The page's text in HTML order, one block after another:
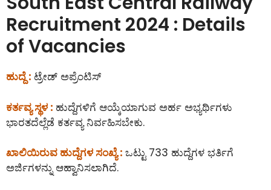
Recruitment 2024 : Details
of Vacancies
ಹುದ್ದೆ : ಟ್ರೇಡ್ ಅಪ್ರೆಂಟಿಸ್
ಕರ್ತವ್ಯ ಸ್ಥಳ : ಹುದ್ದೆಗಳಿಗೆ ಆಯ್ಕೆಯಾಗುವ ಅರ್ಹ ಅಭ್ಯರ್ಥಿಗಳು
ಭಾರತದೆಲ್ಲೆಡೆ ಕರ್ತವ್ಯ ನಿರ್ವಹಿಸಬೇಕು.
ಖಾಲಿಯಿರುವ ಹುದ್ದೆಗಳ ಸಂಖ್ಯೆ : ಒಟ್ಟು 733 ಹುದ್ದೆಗಳ ಭರ್ತಿಗೆ
ಅರ್ಜಿಗಳನ್ನು ಆಹ್ವಾನಿಸಲಾಗಿದೆ.